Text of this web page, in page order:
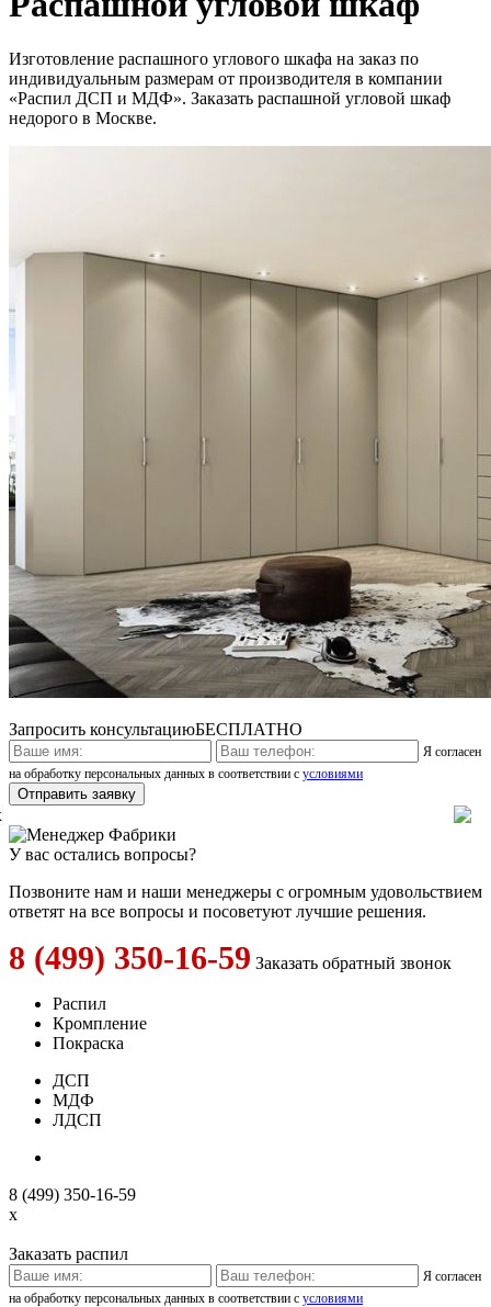
Изготовление распашного углового шкафа на заказ по
индивидуальным размерам от производителя в компании
«Распил ДСП и МДФ». Заказать распашной угловой шкаф
недорого в Москве.
Запросить консультациюБЕСПЛАТНО
Я согласен
на обработку персональных данных в соответствии с условиями
У вас остались вопросы?
Позвоните нам и наши менеджеры с огромным удовольствием
ответят на все вопросы и посоветуют лучшие решения.
8 (499) 350-16-59 Заказать обратный звонок
Распил
Кромпление
Покраска
ДСП
МДФ
ЛДСП
8 (499) 350-16-59
x
Заказать распил
Я согласен
на обработку персональных данных в соответствии с условиями